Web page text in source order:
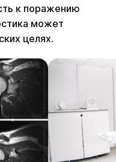
к поражению
может
целях.